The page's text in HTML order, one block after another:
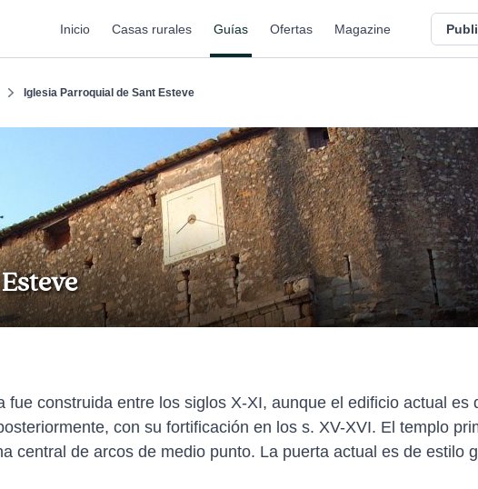
Inicio Casas rurales Guías Ofertas Magazine
Iglesia Parroquial de Sant Esteve
construida entre los siglos X-XI, aunque el edificio actual es
con su fortificación en los s. XV-XVI. El templo
central de arcos de medio punto. La puerta actual es de estilo